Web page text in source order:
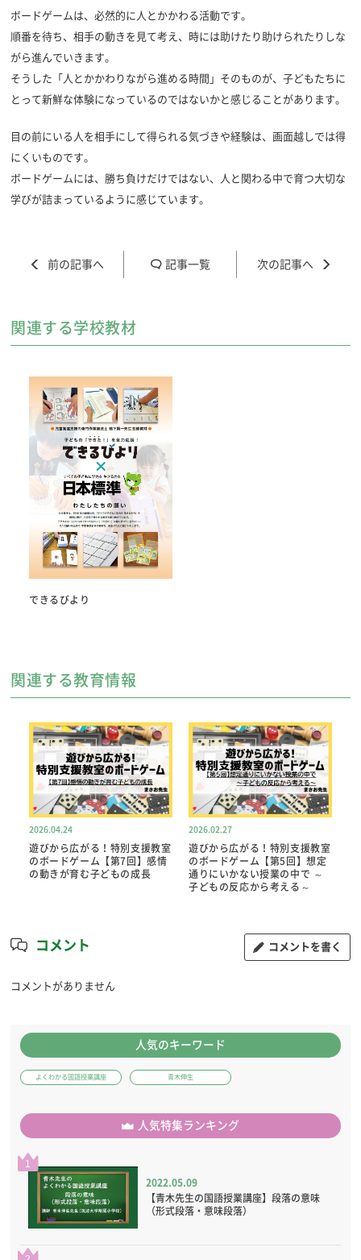
ボードゲームは、必然的に人とかかわる活動です。
順番を待ち、相手の動きを見て考え、時には助けたり助けられたりしな
がら進んでいきます。
そうした「人とかかわりながら進める時間」そのものが、子どもたちに
とって新鮮な体験になっているのではないかと感じることがあります。
目の前にいる人を相手にして得られる気づきや経験は、画面越しでは得
にくいものです。
ボードゲームには、勝ち負けだけではない、人と関わる中で育つ大切な
学びが詰まっているように感じています。
記事一覧
関連する学校教材
できるびより
関連する教育情報
2026.04.24
遊びから広がる！特別支援教室
のボードゲーム【第7回】感情
の動きが育む子どもの成長
2026.02.27
遊びから広がる！特別支援教室
のボードゲーム【第5回】想定
通りにいかない授業の中で ～
子どもの反応から考える～
コメント コメントを書く
コメントがありません
人気のキーワード
よくわかる国語授業講座 青木伸生
人気特集ランキング
1
2022.05.09
【青木先生の国語授業講座】段落の意味
（形式段落・意味段落）